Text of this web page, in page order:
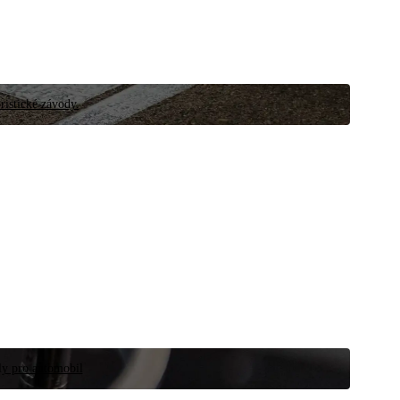
závody.
pro automobil